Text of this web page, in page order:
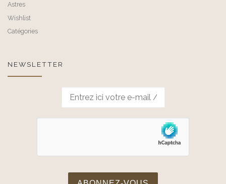
Astres
Wishlist
Catégories
NEWSLETTER